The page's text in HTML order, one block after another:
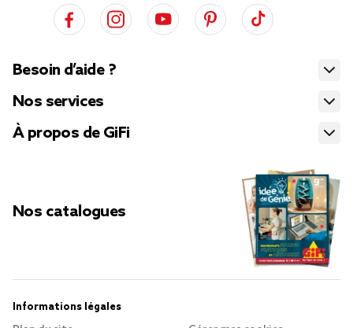
Besoin d’aide ?
Nos services
À propos de GiFi
Nos catalogues
Informations légales